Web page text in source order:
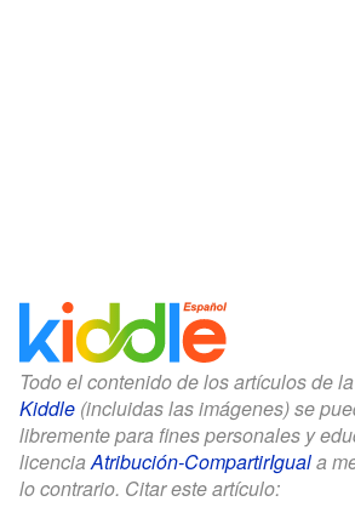
Todo el contenido de los artículos de la
Kiddle (incluidas las imágenes) se
libremente para fines personales y
licenciaAtribución-CompartirIguala
lo contrario. Citar este artículo: